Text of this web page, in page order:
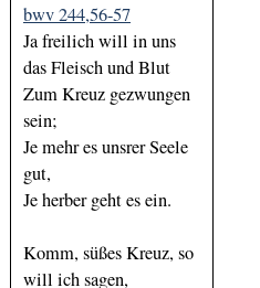
bwv 244,56-57
Ja freilich will in uns
das Fleisch und Blut
Zum Kreuz gezwungen
sein;
Je mehr es unsrer Seele
gut,
Je herber geht es ein.
Komm, süßes Kreuz, so
will ich sagen,